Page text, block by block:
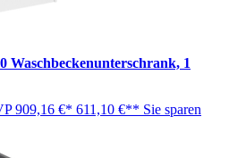
Waschbeckenunterschrank, 1
909,16 €* 611,10 €** Sie sparen